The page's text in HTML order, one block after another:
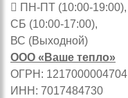
ПН-ПТ (10:00-19:00),
СБ (10:00-17:00),
ВС (Выходной)
ООО «Ваше тепло»
ОГРН: 1217000004704
ИНН: 7017484730